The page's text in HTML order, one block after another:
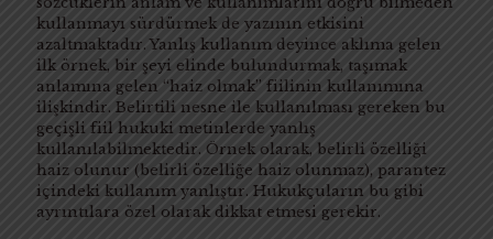
kullanmayı sürdürmek de yazının etkisini
azaltmaktadır. Yanlış kullanım deyince aklıma gelen
ilk örnek, bir şeyi elinde bulundurmak, taşımak
anlamına gelen “haiz olmak” fiilinin kullanımına
ilişkindir. Belirtili nesne ile kullanılması gereken bu
geçişli fiil hukuki metinlerde yanlış
kullanılabilmektedir. Örnek olarak, belirli özelliği
haiz olunur (belirli özelliğe haiz olunmaz), parantez
içindeki kullanım yanlıştır. Hukukçuların bu gibi
ayrıntılara özel olarak dikkat etmesi gerekir.